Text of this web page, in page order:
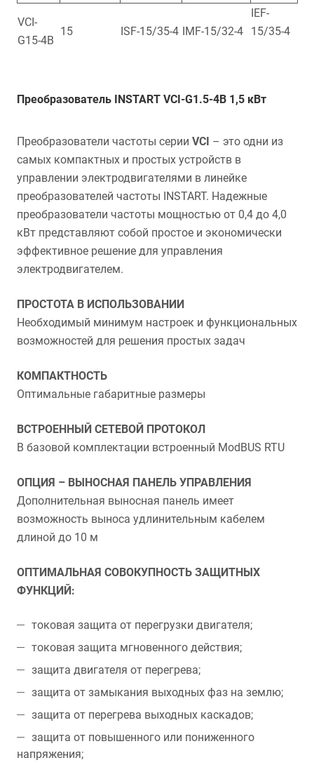
VCI-
G15-4B
15 ISF-15/35-4 IMF-15/32-4
IEF-
15/35-4
Преобразователь INSTART VCI-G1.5-4B 1,5 кВт
Преобразователи частоты серии VCI – это одни из
самых компактных и простых устройств в
управлении электродвигателями в линейке
преобразователей частоты INSTART. Надежные
преобразователи частоты мощностью от 0,4 до 4,0
кВт представляют собой простое и экономически
эффективное решение для управления
электродвигателем.
ПРОСТОТА В ИСПОЛЬЗОВАНИИ
Необходимый минимум настроек и функциональных
возможностей для решения простых задач
КОМПАКТНОСТЬ
Оптимальные габаритные размеры
ВСТРОЕННЫЙ СЕТЕВОЙ ПРОТОКОЛ
В базовой комплектации встроенный ModBUS RTU
ОПЦИЯ – ВЫНОСНАЯ ПАНЕЛЬ УПРАВЛЕНИЯ
Дополнительная выносная панель имеет
возможность выноса удлинительным кабелем
длиной до 10 м
ОПТИМАЛЬНАЯ СОВОКУПНОСТЬ ЗАЩИТНЫХ
ФУНКЦИЙ:
токовая защита от перегрузки двигателя;
токовая защита мгновенного действия;
защита двигателя от перегрева;
защита от замыкания выходных фаз на землю;
защита от перегрева выходных каскадов;
защита от повышенного или пониженного
напряжения;